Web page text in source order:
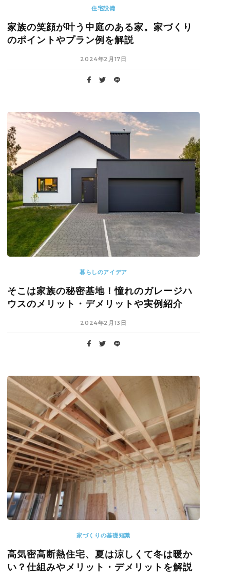
住宅設備
家族の笑顔が叶う中庭のある家。家づくり
のポイントやプラン例を解説
2024年2月17日
暮らしのアイデア
そこは家族の秘密基地！憧れのガレージハ
ウスのメリット・デメリットや実例紹介
2024年2月13日
家づくりの基礎知識
高気密高断熱住宅、夏は涼しくて冬は暖か
い？仕組みやメリット・デメリットを解説